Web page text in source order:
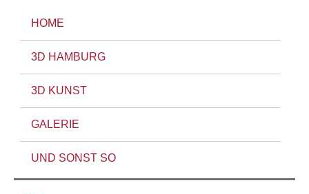
HOME
3D HAMBURG
3D KUNST
GALERIE
UND SONST SO